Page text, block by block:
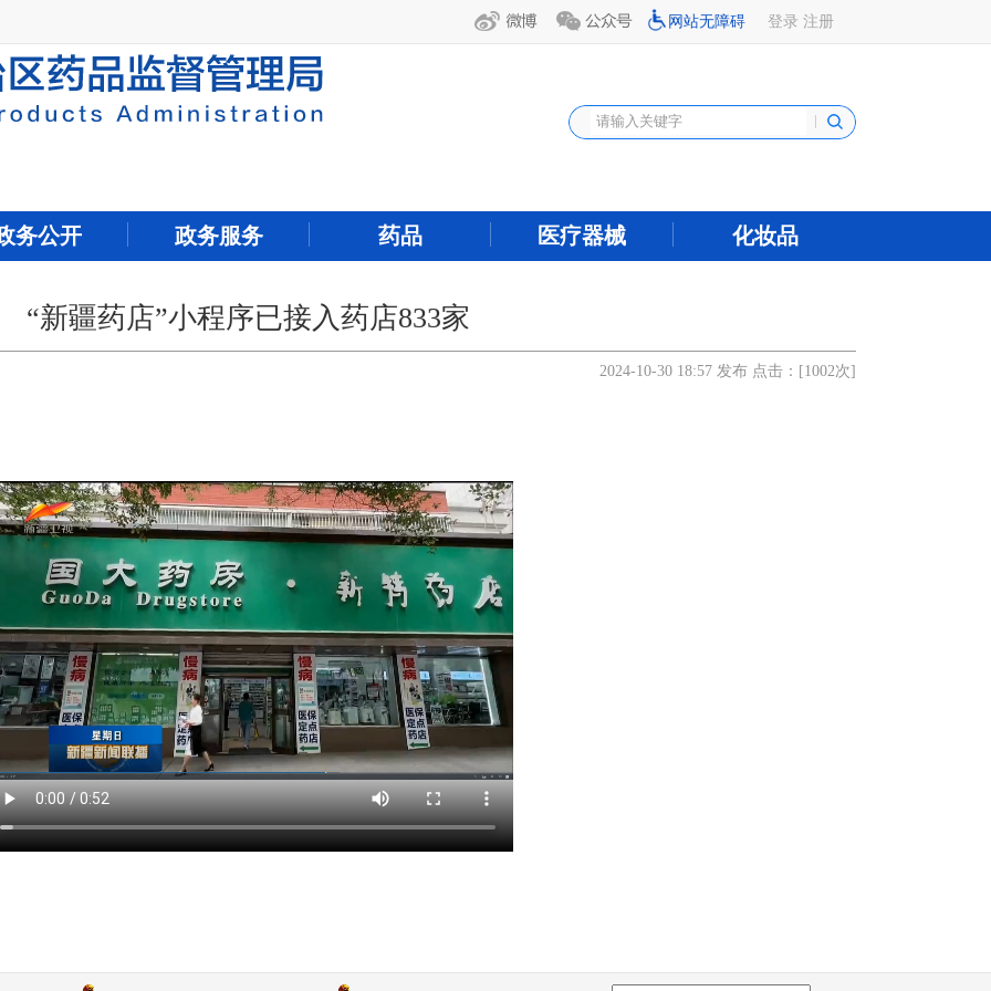
登录 注册
网站无障碍
务公开 政务服务 药品 医疗器械 化妆品
“新疆药店”小程序已接入药店833家
2024-10-30 18:57 发布 点击：[1002次]